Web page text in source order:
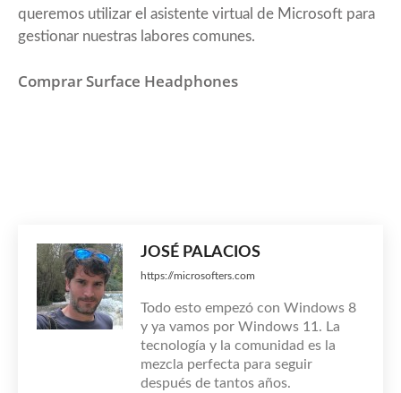
queremos utilizar el asistente virtual de Microsoft para
gestionar nuestras labores comunes.
Comprar Surface Headphones
JOSÉ PALACIOS
https://microsofters.com
Todo esto empezó con Windows 8
y ya vamos por Windows 11. La
tecnología y la comunidad es la
mezcla perfecta para seguir
después de tantos años.